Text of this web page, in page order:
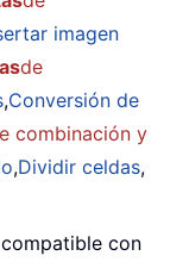
imagen
de
,Conversión de
combinación y
,Dividir celdas,
con